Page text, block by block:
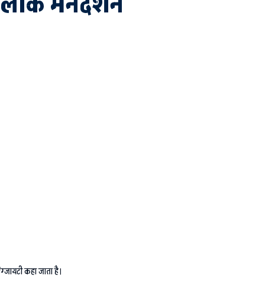
कहा जाता है।